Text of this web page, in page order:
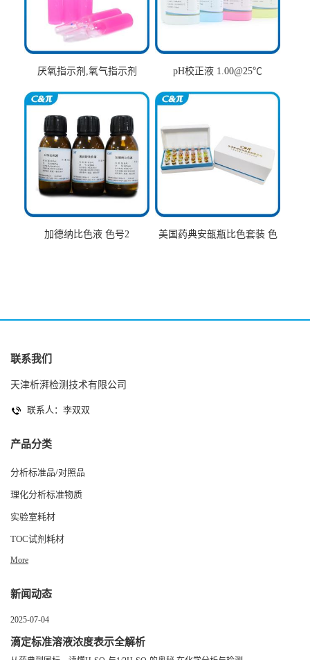
厌氧指示剂,氧气指示剂 pH校正液 1.00@25℃
加德纳比色液 色号2
美国药典安瓿瓶比色套装 色
联系我们
天津析湃检测技术有限公司
联系人：李双双
产品分类
分析标准品/对照品
理化分析标准物质
实验室耗材
TOC试剂耗材
More
新闻动态
2025-07-04
滴定标准溶液浓度表示全解析